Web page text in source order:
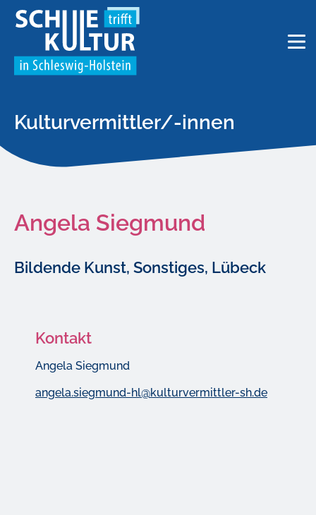
Kulturvermittler/-innen
Angela Siegmund
Bildende Kunst, Sonstiges, Lübeck
Kontakt
Angela Siegmund
angela.siegmund-hl@kulturvermittler-sh.de